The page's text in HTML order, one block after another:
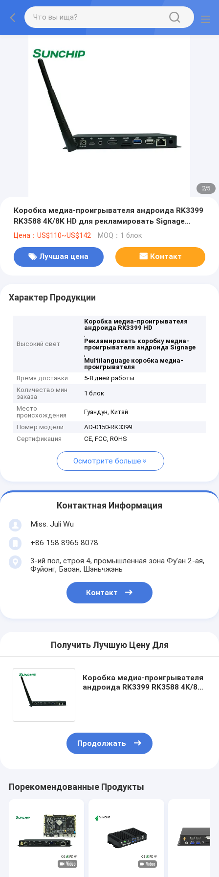
2/5
Коробка медиа-проигрывателя андроида RK3399
RK3588 4K/8K HD для рекламировать Signage
цифров
Цена：US$110~US$142 MOQ：1 блок
Лучшая цена Контакт
Характер Продукции
Высокий свет
Коробка медиа-проигрывателя
андроида RK3399 HD
,
Рекламировать коробку медиа-
проигрывателя андроида Signage
,
Multilanguage коробка медиа-
проигрывателя
Время доставки
5-8 дней работы
Количество мин
заказа
1 блок
Место
происхождения
Гуандун, Китай
Номер модели
AD-0150-RK3399
Сертификация
CE, FCC, ROHS
Осмотрите больше
Контактная Информация
Miss. Juli Wu
+86 158 8965 8078
3-ий пол, строя 4, промышленная зона Фу'ан 2-ая,
Фуйонг, Баоан, Шэньчжэнь
Контакт
Получить Лучшую Цену Для
Коробка медиа-проигрывателя
андроида RK3399 RK3588 4K/8K
Продолжать
Порекомендованные Продукты